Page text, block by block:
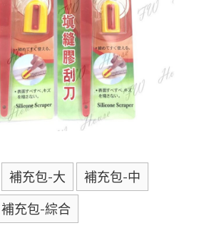
補充包-大 補充包-中
補充包-綜合